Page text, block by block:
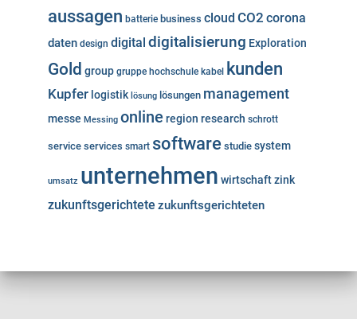
aussagen batterie business cloud CO2 corona
daten design digital digitalisierung Exploration
Gold group gruppe hochschule kabel kunden
Kupfer logistik lösung lösungen management
messe Messing online region research schrott
service services smart software studie system
umsatz unternehmen wirtschaftzink
zukunftsgerichtete zukunftsgerichteten